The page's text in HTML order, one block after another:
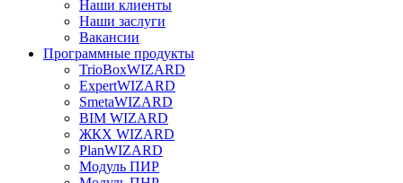
Наши клиенты
Наши заслуги
Вакансии
Программные продукты
TrioBoxWIZARD
ExpertWIZARD
SmetaWIZARD
BIM WIZARD
ЖКХ WIZARD
PlanWIZARD
Модуль ПИР